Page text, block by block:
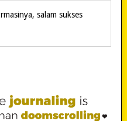
salam sukses